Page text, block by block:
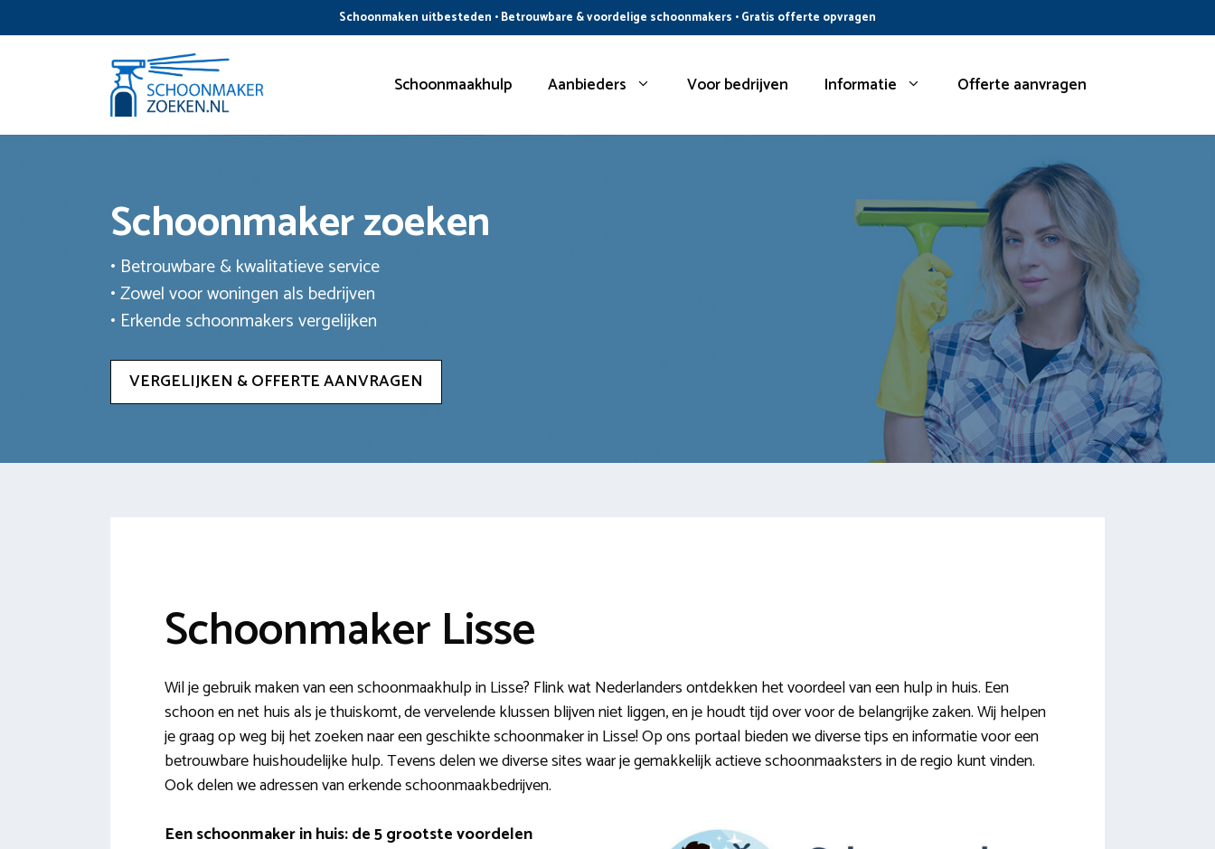
naar
Schoonmaken uitbesteden • Betrouwbare & voordelige schoonmakers • Gratis offerte opvragen
Schoonmaakhulp Aanbieders Voor bedrijven Informatie Offerte aanvragen
Schoonmaker zoeken
• Betrouwbare & kwalitatieve service
• Zowel voor woningen als bedrijven
• Erkende schoonmakers vergelijken
VERGELIJKEN & OFFERTE AANVRAGEN
Schoonmaker Lisse
Wil je gebruik maken van een schoonmaakhulp in Lisse? Flink wat Nederlanders ontdekken het voordeel van een hulp in huis. Een
schoon en net huis als je thuiskomt, de vervelende klussen blijven niet liggen, en je houdt tijd over voor de belangrijke zaken. Wij helpen
je graag op weg bij het zoeken naar een geschikte schoonmaker in Lisse! Op ons portaal bieden we diverse tips en informatie voor een
betrouwbare huishoudelijke hulp. Tevens delen we diverse sites waar je gemakkelijk actieve schoonmaaksters in de regio kunt vinden.
Ook delen we adressen van erkende schoonmaakbedrijven.
Een schoonmaker in huis: de 5 grootste voordelen